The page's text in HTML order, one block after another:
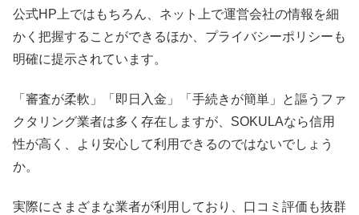
公式HP上ではもちろん、ネット上で運営会社の情報を細
かく把握することができるほか、プライバシーポリシーも
明確に提示されています。
「審査が柔軟」「即日入金」「手続きが簡単」と謳うファ
クタリング業者は多く存在しますが、SOKULAなら信用
性が高く、より安心して利用できるのではないでしょう
か。
実際にさまざまな業者が利用しており、口コミ評価も抜群